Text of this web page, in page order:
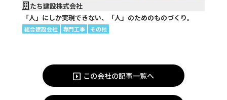
たち建設株式会社
「人」にしか実現できない、「人」のためのものづくり。
総合建設会社 専門工事 その他
この会社の記事一覧へ